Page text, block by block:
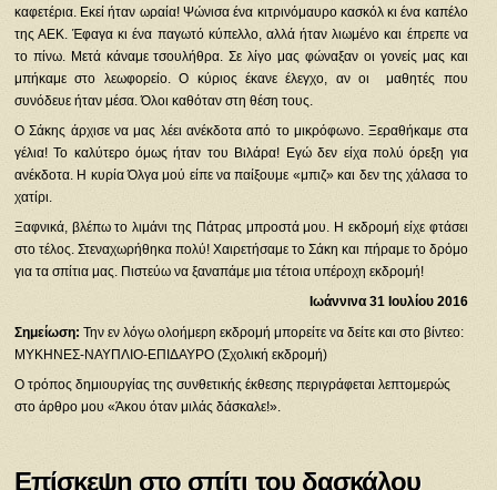
καφετέρια. Εκεί ήταν ωραία! Ψώνισα ένα κιτρινόμαυρο κασκόλ κι ένα καπέλο
της ΑΕΚ. Έφαγα κι ένα παγωτό κύπελλο, αλλά ήταν λιωμένο και έπρεπε να
το πίνω. Μετά κάναμε τσουλήθρα. Σε λίγο μας φώναξαν οι γονείς μας και
μπήκαμε στο λεωφορείο. Ο κύριος έκανε έλεγχο, αν οι μαθητές που
συνόδευε ήταν μέσα. Όλοι καθόταν στη θέση τους.
Ο Σάκης άρχισε να μας λέει ανέκδοτα από το μικρόφωνο. Ξεραθήκαμε στα
γέλια! Το καλύτερο όμως ήταν του Βιλάρα! Εγώ δεν είχα πολύ όρεξη για
ανέκδοτα. Η κυρία Όλγα μού είπε να παίξουμε «μπιζ» και δεν της χάλασα το
χατίρι.
Ξαφνικά, βλέπω το λιμάνι της Πάτρας μπροστά μου. Η εκδρομή είχε φτάσει
στο τέλος. Στεναχωρήθηκα πολύ! Χαιρετήσαμε το Σάκη και πήραμε το δρόμο
για τα σπίτια μας. Πιστεύω να ξαναπάμε μια τέτοια υπέροχη εκδρομή!
Ιωάννινα 31 Ιουλίου 2016
Σημείωση: Την εν λόγω ολοήμερη εκδρομή μπορείτε να δείτε και στο βίντεο:
ΜΥΚΗΝΕΣ-ΝΑΥΠΛΙΟ-ΕΠΙΔΑΥΡΟ (Σχολική εκδρομή)
Ο τρόπος δημιουργίας της συνθετικής έκθεσης περιγράφεται λεπτομερώς
στο άρθρο μου «Άκου όταν μιλάς δάσκαλε!».
Επίσκεψη στο σπίτι του δασκάλου